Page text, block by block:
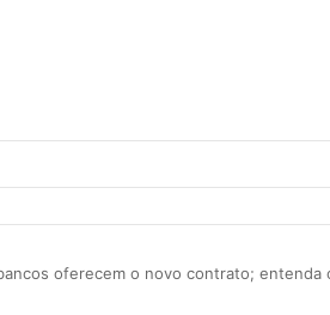
e leva fatias de shoppings da Iguatemi
oferecem o novo contrato; entenda